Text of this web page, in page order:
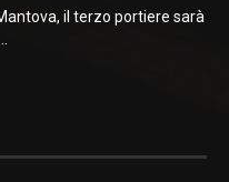
il terzo portiere sarà